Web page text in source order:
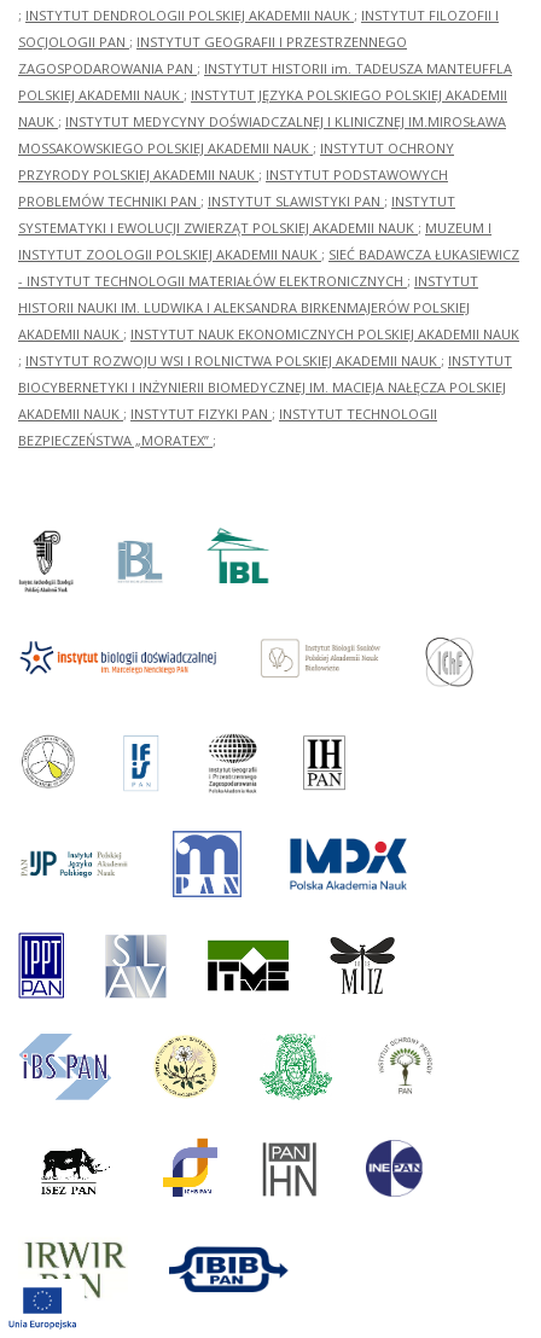
; INSTYTUT DENDROLOGII POLSKIEJ AKADEMII NAUK ; INSTYTUT FILOZOFII I
SOCJOLOGII PAN ; INSTYTUT GEOGRAFII I PRZESTRZENNEGO
ZAGOSPODAROWANIA PAN ; INSTYTUT HISTORII im. TADEUSZA MANTEUFFLA
POLSKIEJ AKADEMII NAUK ; INSTYTUT JĘZYKA POLSKIEGO POLSKIEJ AKADEMII
NAUK ; INSTYTUT MEDYCYNY DOŚWIADCZALNEJ I KLINICZNEJ IM.MIROSŁAWA
MOSSAKOWSKIEGO POLSKIEJ AKADEMII NAUK ; INSTYTUT OCHRONY
PRZYRODY POLSKIEJ AKADEMII NAUK ; INSTYTUT PODSTAWOWYCH
PROBLEMÓW TECHNIKI PAN ; INSTYTUT SLAWISTYKI PAN ; INSTYTUT
SYSTEMATYKI I EWOLUCJI ZWIERZĄT POLSKIEJ AKADEMII NAUK ; MUZEUM I
INSTYTUT ZOOLOGII POLSKIEJ AKADEMII NAUK ; SIEĆ BADAWCZA ŁUKASIEWICZ
- INSTYTUT TECHNOLOGII MATERIAŁÓW ELEKTRONICZNYCH ; INSTYTUT
HISTORII NAUKI IM. LUDWIKA I ALEKSANDRA BIRKENMAJERÓW POLSKIEJ
AKADEMII NAUK ; INSTYTUT NAUK EKONOMICZNYCH POLSKIEJ AKADEMII NAUK
; INSTYTUT ROZWOJU WSI I ROLNICTWA POLSKIEJ AKADEMII NAUK ; INSTYTUT
BIOCYBERNETYKI I INŻYNIERII BIOMEDYCZNEJ IM. MACIEJA NAŁĘCZA POLSKIEJ
AKADEMII NAUK ; INSTYTUT FIZYKI PAN ; INSTYTUT TECHNOLOGII
BEZPIECZEŃSTWA „MORATEX” ;